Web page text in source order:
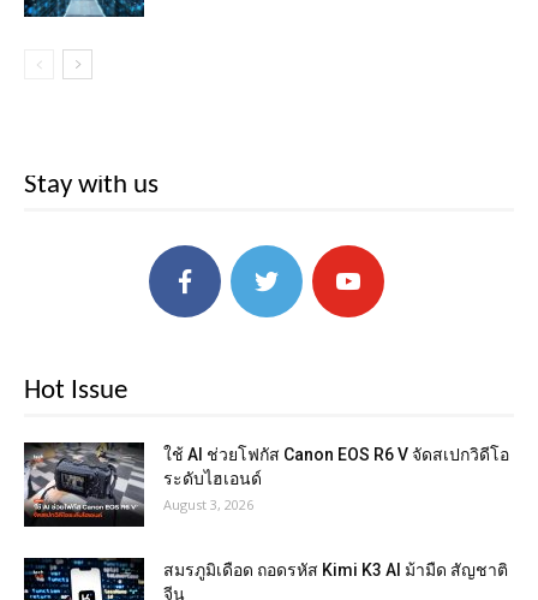
Stay with us
Hot Issue
ใช้ AI ช่วยโฟกัส Canon EOS R6 V จัดสเปกวิดีโอ
ระดับไฮเอนด์
August 3, 2026
สมรภูมิเดือด ถอดรหัส Kimi K3 AI ม้ามืด สัญชาติ
จีน